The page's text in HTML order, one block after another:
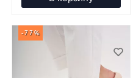
-77%